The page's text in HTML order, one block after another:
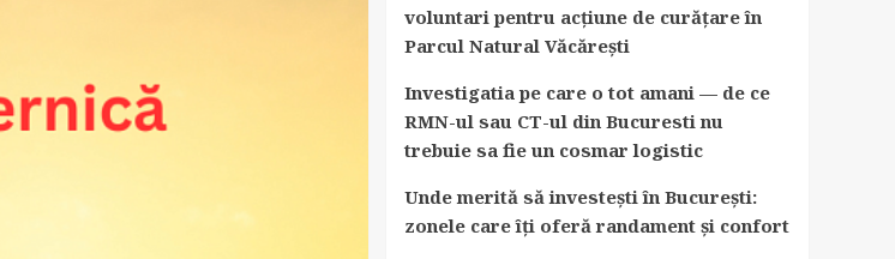
voluntari pentru acțiune de curățare în
Parcul Natural Văcărești
Investigatia pe care o tot amani — de ce
RMN-ul sau CT-ul din Bucuresti nu
trebuie sa fie un cosmar logistic
Unde merită să investești în București:
zonele care îți oferă randament și confort